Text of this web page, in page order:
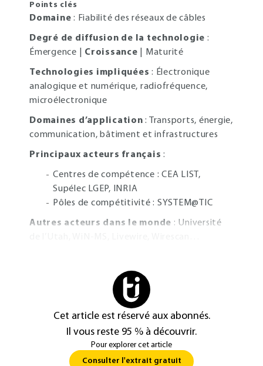
Points clés
Domaine : Fiabilité des réseaux de câbles
Degré de diffusion de la technologie :
Émergence | Croissance | Maturité
Technologies impliquées : Électronique
analogique et numérique, radiofréquence,
microélectronique
Domaines d’application : Transports, énergie,
communication, bâtiment et infrastructures
Principaux acteurs français :
Centres de compétence : CEA LIST,
Supélec LGEP, INRIA
Pôles de compétitivité : SYSTEM@TIC
Autres acteurs dans le monde : Université
Cet article est réservé aux abonnés.
Il vous reste 95 % à découvrir.
Pour explorer cet article
Consulter l'extrait gratuit